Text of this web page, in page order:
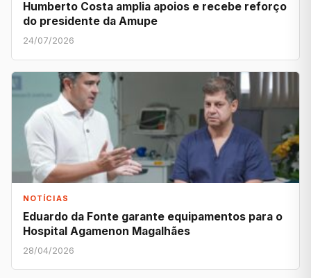
Humberto Costa amplia apoios e recebe reforço
do presidente da Amupe
24/07/2026
NOTÍCIAS
Eduardo da Fonte garante equipamentos para o
Hospital Agamenon Magalhães
28/04/2026